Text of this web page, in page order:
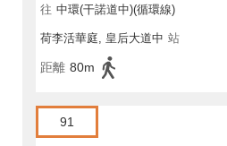
往 中環(干諾道中)(循環線)
荷李活華庭, 皇后大道中 站
距離 80m
91